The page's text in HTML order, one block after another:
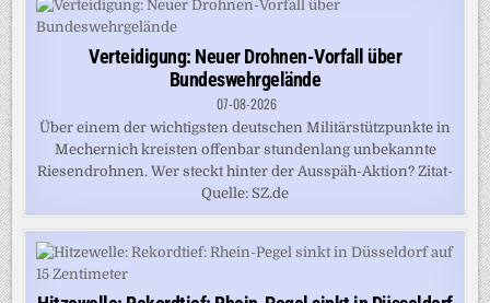
Verteidigung: Neuer Drohnen-Vorfall über
Bundeswehrgelände
07-08-2026
Über einem der wichtigsten deutschen Militärstützpunkte in
Mechernich kreisten offenbar stundenlang unbekannte
Riesendrohnen. Wer steckt hinter der Ausspäh-Aktion? Zitat-
Quelle: SZ.de